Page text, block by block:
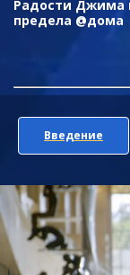
Радости Джима
предела @дома
Введение